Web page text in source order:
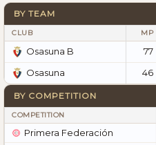
BY TEAM
CLUB MP
Osasuna B 77
Osasuna
46
BY COMPETITION
COMPETITION
Primera Federación